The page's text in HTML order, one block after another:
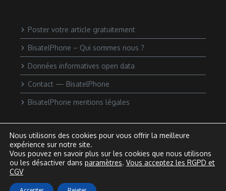
Poster votre article gratuitement
BisatelPhone – Qui sommes nous ?
Données informatives open data
Contact — BisatelPhone
BisatelPhone mentions légales
Nous utilisons des cookies pour vous offrir la meilleure
expérience sur notre site.
Vous pouvez en savoir plus sur les cookies que nous utilisons
ou les désactiver dans paramètres. Vous acceptez les RGPD et
CGV